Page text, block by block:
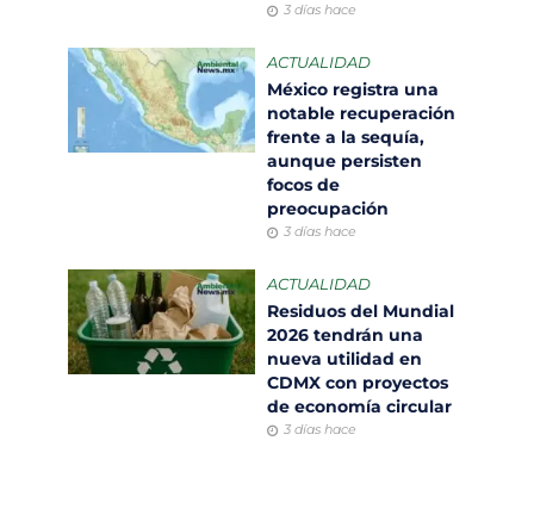
3 días hace
ACTUALIDAD
México registra una
notable recuperación
frente a la sequía,
aunque persisten
focos de
preocupación
3 días hace
ACTUALIDAD
Residuos del Mundial
2026 tendrán una
nueva utilidad en
CDMX con proyectos
de economía circular
3 días hace